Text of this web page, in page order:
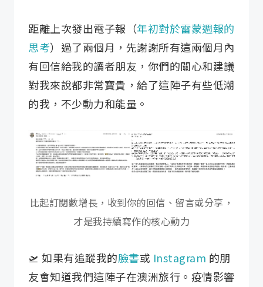
距離上次發出電子報（年初對於雷蒙週報的
思考）過了兩個月，先謝謝所有這兩個月內
有回信給我的讀者朋友，你們的關心和建議
對我來說都非常寶貴，給了這陣子有些低潮
的我，不少動力和能量。
比起訂閱數增長，收到你的回信、留言或分享，
才是我持續寫作的核心動力
🛫 如果有追蹤我的臉書或 Instagram 的朋
友會知道我們這陣子在澳洲旅行。疫情影響